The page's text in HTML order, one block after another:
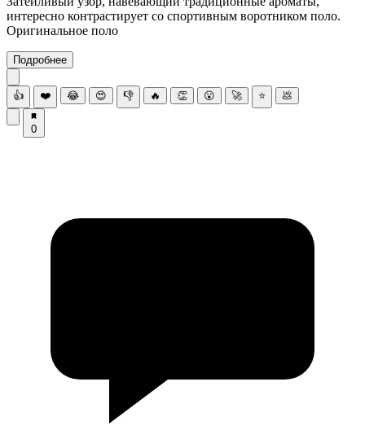
интересно контрастирует со спортивным воротником поло.
Оригинальное поло
Подробнее
👍 ❤️ 😂 😍 👎 🔥 👏 😮 🚀 ⭐ 💩
0